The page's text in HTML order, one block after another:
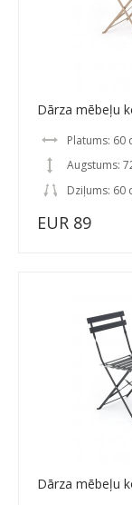
Dārza mēbeļu
Platums: 60
Augstums:
Dziļums: 60
EUR 89
Dārza mēbeļu